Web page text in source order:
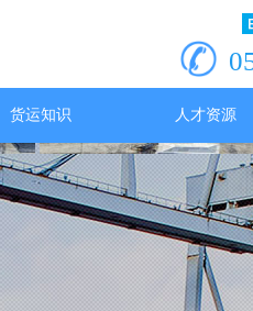
货运知识 人才资源